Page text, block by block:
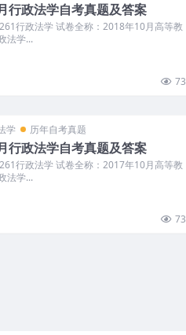
行政法学自考真题及答案
行政法学 试卷全称：2018年10月高等教
法学...
73
学 历年自考真题
行政法学自考真题及答案
行政法学 试卷全称：2017年10月高等教
法学...
73